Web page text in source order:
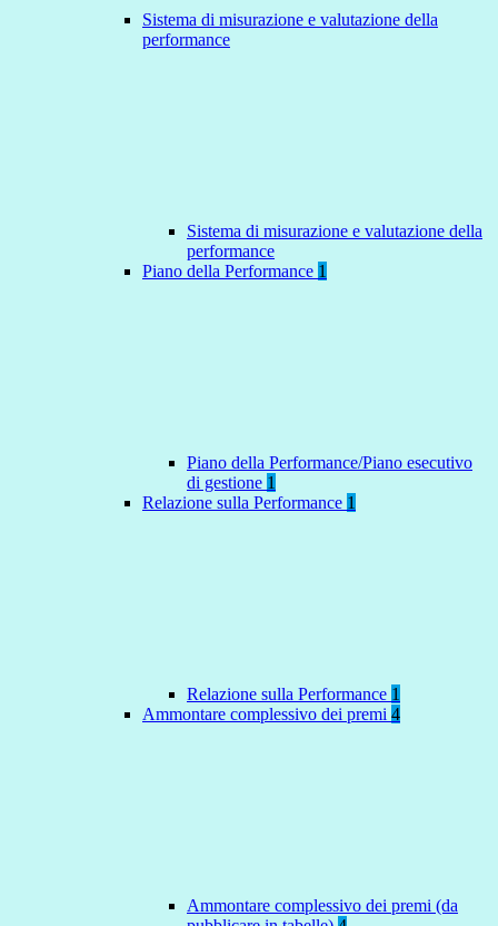
Sistema di misurazione e valutazione della
performance
Sistema di misurazione e valutazione della
performance
Piano della Performance 1
Piano della Performance/Piano esecutivo
di gestione 1
Relazione sulla Performance 1
Relazione sulla Performance 1
Ammontare complessivo dei premi 4
Ammontare complessivo dei premi (da